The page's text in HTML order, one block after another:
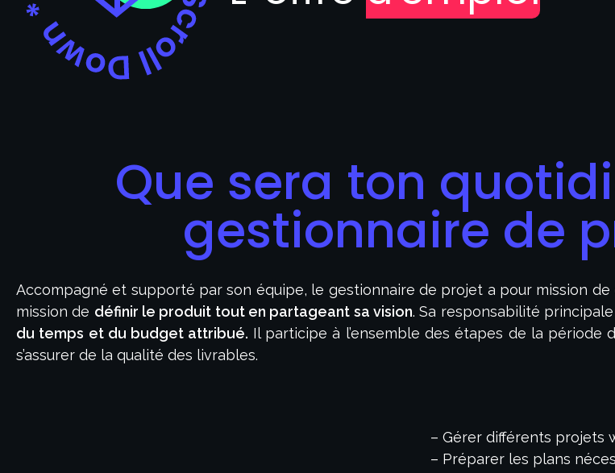
Que sera ton
gestionnaire de
Accompagné et supporté par son équipe, le gestionnaire de projet a pour mission de
mission de définir le produit tout en partageant sa vision. Sa responsabilité
du temps et du budget attribué. Il participe à l’ensemble des étapes de la
s’assurer de la qualité des livrables.
– Gérer différents projets
– Préparer les plans